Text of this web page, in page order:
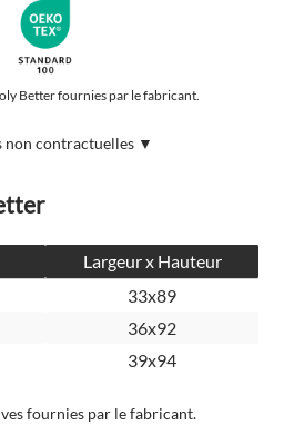
Better fournies par le fabricant.
non contractuelles ▼
Largeur x Hauteur
33x89
36x92
39x94
fournies par le fabricant.